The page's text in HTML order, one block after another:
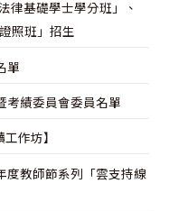
律基礎學士學分班」、
照班」招生
單
考績委員會委員名單
作坊】
度教師節系列「雲支持線